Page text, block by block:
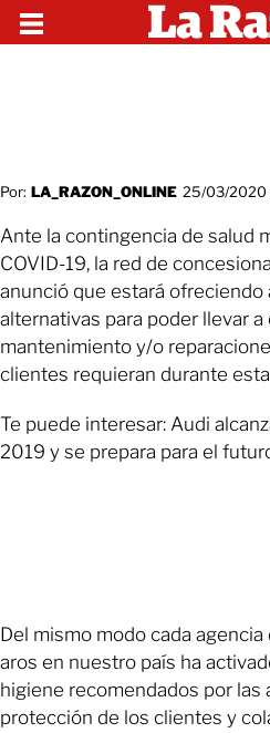
Por: LA_RAZON_ONLINE 25/03/2020
Ante la contingencia de salud
COVID-19, la red de
anunció que estará
alternativas para poder llevar
mantenimiento y/o
clientes requieran durante
Te puede interesar: Audi
2019 y se prepara para el
Del mismo modo cada
aros en nuestro país ha
higiene recomendados por las
protección de los clientes y